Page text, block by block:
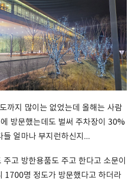
까지 많이는 없었는데 올해는 사람
방문했는데도 벌써 주차장이 30%
들 얼마나 부지런하신지...
고 방한용품도 주고 한다고 소문이
1700명 정도가 방문했다고 하더라